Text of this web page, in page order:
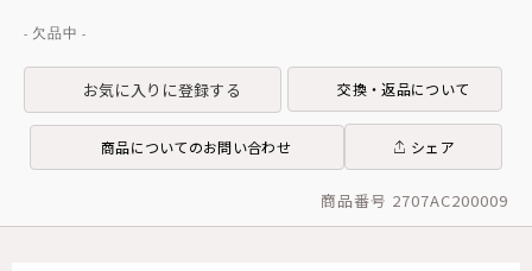
お気に入りに登録する 交換・返品について
商品についてのお問い合わせ シェア
商品番号 2707AC200009